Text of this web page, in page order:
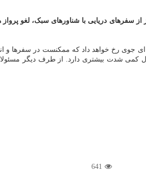
سفرهای دریایی با شناورهای سبک، لغو
جوی رخ خواهد داد که ممکنست در سفرها و
کمی شدت بیشتری دارد. از طرف دیگر
641